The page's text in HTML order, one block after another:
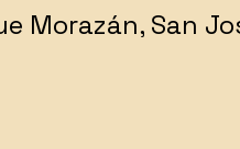
Morazán, San